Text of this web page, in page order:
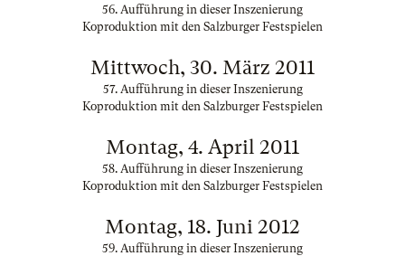
56. Aufführung in dieser Inszenierung
Koproduktion mit den Salzburger Festspielen
Mittwoch, 30. März 2011
57. Aufführung in dieser Inszenierung
Koproduktion mit den Salzburger Festspielen
Montag, 4. April 2011
58. Aufführung in dieser Inszenierung
Koproduktion mit den Salzburger Festspielen
Montag, 18. Juni 2012
59. Aufführung in dieser Inszenierung